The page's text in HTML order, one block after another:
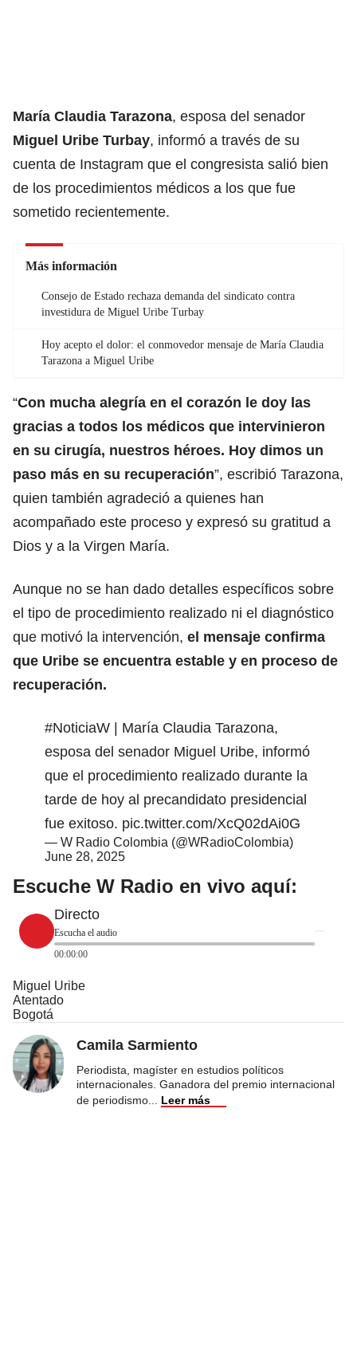
María Claudia Tarazona, esposa del senador
Miguel Uribe Turbay, informó a través de su
cuenta de Instagram que el congresista salió bien
de los procedimientos médicos a los que fue
sometido recientemente.
Más información
Consejo de Estado rechaza demanda del sindicato contra
investidura de Miguel Uribe Turbay
Hoy acepto el dolor: el conmovedor mensaje de María Claudia
Tarazona a Miguel Uribe
“Con mucha alegría en el corazón le doy las
gracias a todos los médicos que intervinieron
en su cirugía, nuestros héroes. Hoy dimos un
paso más en su recuperación”, escribió Tarazona,
quien también agradeció a quienes han
acompañado este proceso y expresó su gratitud a
Dios y a la Virgen María.
Aunque no se han dado detalles específicos sobre
el tipo de procedimiento realizado ni el diagnóstico
que motivó la intervención, el mensaje confirma
que Uribe se encuentra estable y en proceso de
recuperación.
#NoticiaW | María Claudia Tarazona,
esposa del senador Miguel Uribe, informó
que el procedimiento realizado durante la
tarde de hoy al precandidato presidencial
fue exitoso. pic.twitter.com/XcQ02dAi0G
— W Radio Colombia (@WRadioColombia)
June 28, 2025
Escuche W Radio en vivo aquí:
Directo
Escucha el audio
00:00:00
Miguel Uribe
Atentado
Bogotá
Camila Sarmiento
Periodista, magíster en estudios políticos
internacionales. Ganadora del premio internacional
de periodismo
Leer más